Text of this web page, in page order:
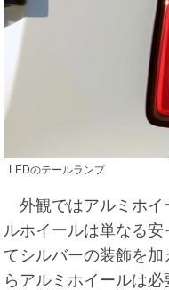
LEDのテールランプ
外観ではアルミホイ
ルホイールは単なる
てシルバーの装飾を
らアルミホイールは必